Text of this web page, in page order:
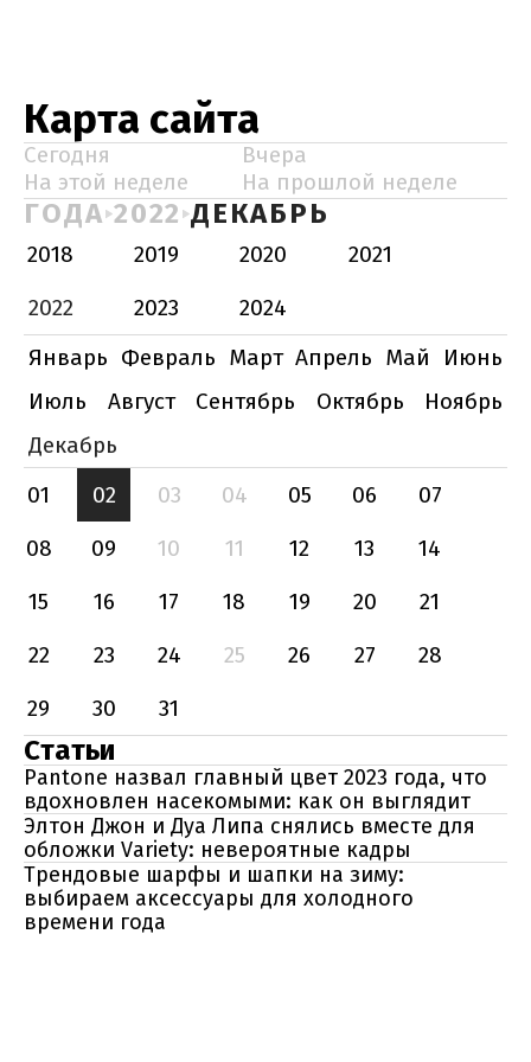
Карта сайта
Сегодня
Вчера
На этой неделе
На прошлой неделе
ГОДА 2022 ДЕКАБРЬ
2018 2019 2020
2021
2022
2023
2024
Январь Февраль Март Апрель Май
Июнь
Июль
Август Сентябрь Октябрь
Ноябрь
Декабрь
01
02 03 04 05 06
07
08
09 10 11 12 13
14
15
16 17 18 19 20
21
22
23 24 25 26 27
28
29
30 31
Статьи
Pantone назвал главный цвет 2023 года, что
вдохновлен насекомыми: как он выглядит
Элтон Джон и Дуа Липа снялись вместе для
обложки Variety: невероятные кадры
Трендовые шарфы и шапки на зиму:
выбираем аксессуары для холодного
времени года